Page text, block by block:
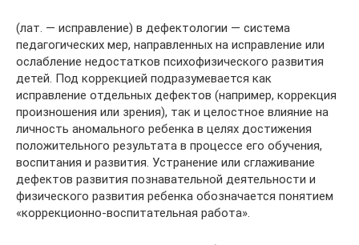
(лат. — исправление) в дефектологии — система
педагогических мер, направленных на исправление или
ослабление недостатков психофизического развития
детей. Под коррекцией подразумевается как
исправление отдельных дефектов (например, коррекция
произношения или зрения), так и целостное влияние на
личность аномального ребенка в целях достижения
положительного результата в процессе его обучения,
воспитания и развития. Устранение или сглаживание
дефектов развития познавательной деятельности и
физического развития ребенка обозначается понятием
«коррекционно-воспитательная работа».